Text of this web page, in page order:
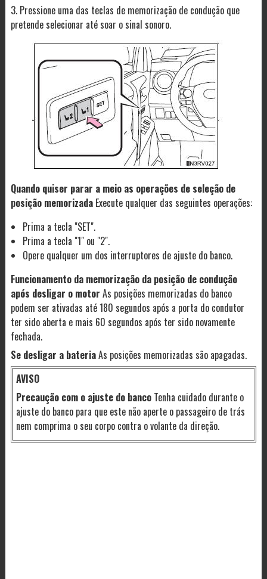
3. Pressione uma das teclas de memorização de condução que
pretende selecionar até soar o sinal sonoro.
Quando quiser parar a meio as operações de seleção de
posição memorizada Execute qualquer das seguintes operações:
Prima a tecla "SET".
Prima a tecla "1" ou "2".
Opere qualquer um dos interruptores de ajuste do banco.
Funcionamento da memorização da posição de condução
após desligar o motor As posições memorizadas do banco
podem ser ativadas até 180 segundos após a porta do condutor
ter sido aberta e mais 60 segundos após ter sido novamente
fechada.
Se desligar a bateriaAs posições memorizadas são apagadas.
AVISO
Precaução com o ajuste do bancoTenha cuidado durante o
ajuste do banco para que este não aperte o passageiro de trás
nem comprima o seu corpo contra o volante da direção.